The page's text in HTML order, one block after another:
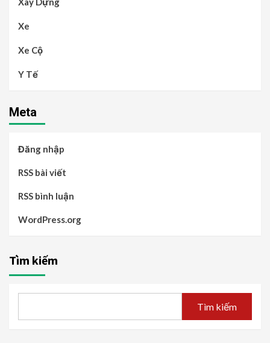
Xe
Xe Cộ
Y Tế
Meta
Đăng nhập
RSS bài viết
RSS bình luận
WordPress.org
Tìm kiếm
Tìm kiếm